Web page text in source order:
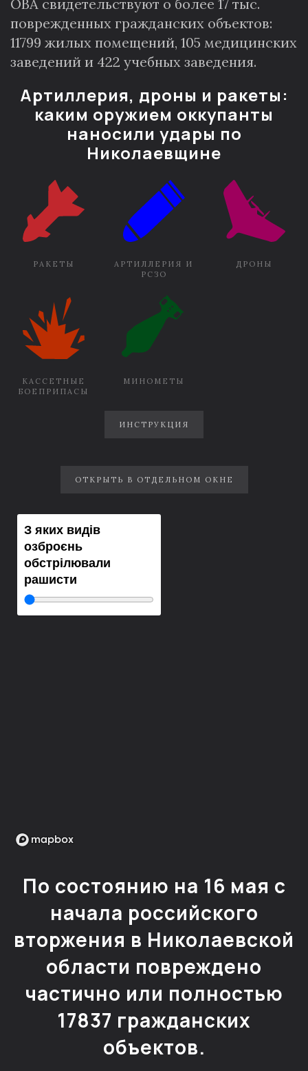
ОВА свидетельствуют о более 17 тыс.
поврежденных гражданских объектов:
11799 жилых помещений, 105 медицинских
заведений и 422 учебных заведения.
Артиллерия, дроны и ракеты:
каким оружием оккупанты
наносили удары по
Николаевщине
РАКЕТЫ
АРТИЛЛЕРИЯ И
РСЗО
ДРОНЫ
КАССЕТНЫЕ
БОЕПРИПАСЫ
МИНОМЕТЫ
ИНСТРУКЦИЯ
ОТКРЫТЬ В ОТДЕЛЬНОМ ОКНЕ
По состоянию на 16 мая с
начала российского
вторжения в Николаевской
области повреждено
частично или полностью
17837 гражданских
объектов.